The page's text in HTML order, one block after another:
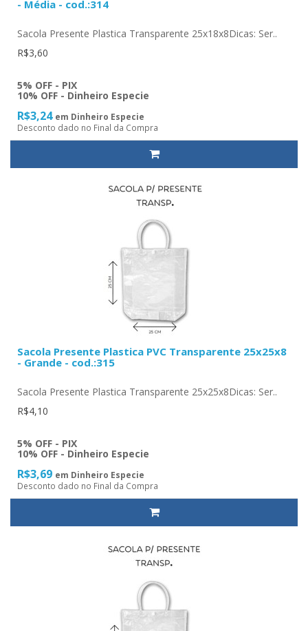
- Média - cod.:314
Sacola Presente Plastica Transparente 25x18x8Dicas: Ser..
R$3,60
5% OFF - PIX
10% OFF - Dinheiro Especie
R$3,24 em Dinheiro Especie
Desconto dado no Final da Compra
Sacola Presente Plastica PVC Transparente 25x25x8
- Grande - cod.:315
Sacola Presente Plastica Transparente 25x25x8Dicas: Ser..
R$4,10
5% OFF - PIX
10% OFF - Dinheiro Especie
R$3,69 em Dinheiro Especie
Desconto dado no Final da Compra